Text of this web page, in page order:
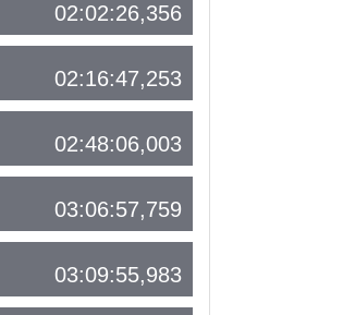
02:02:26,356
02:16:47,253
02:48:06,003
03:06:57,759
03:09:55,983